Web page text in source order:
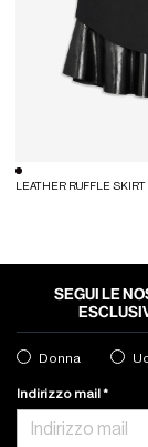
LEATHER RUFFLE SKIRT
SEGUI LE
Donna
Indirizzo mail